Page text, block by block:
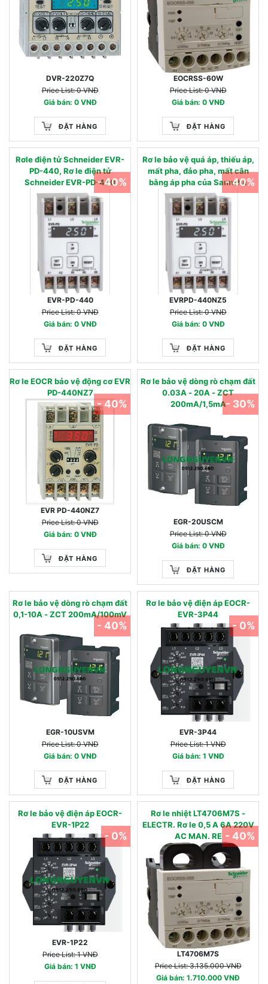
DVR-220Z7Q
Price List: 0 VNĐ
Giá bán: 0 VNĐ
ĐẶT HÀNG
EOCRSS-60W
Price List: 0 VNĐ
Giá bán: 0 VNĐ
ĐẶT HÀNG
Rơle điện tử Schneider EVR-
PD-440, Rơ le điện tử
Schneider EVR-PD-440
EVR-PD-440
Price List: 0 VNĐ
Giá bán: 0 VNĐ
ĐẶT HÀNG
- 40%
Rơ le bảo vệ quá áp, thiếu áp,
mất pha, đảo pha, mất cân
bằng áp pha của Samwha
EVRPD-440NZ5
Price List: 0 VNĐ
Giá bán: 0 VNĐ
ĐẶT HÀNG
- 40%
Rơ le EOCR bảo vệ động cơ EVR
PD-440NZ7
EVR PD-440NZ7
Price List: 0 VNĐ
Giá bán: 0 VNĐ
ĐẶT HÀNG
- 40%
Rơ le bảo vệ dòng rò chạm đất
0.03A - 20A - ZCT
200mA/1,5mA
EGR-20USCM
Price List: 0 VNĐ
Giá bán: 0 VNĐ
ĐẶT HÀNG
- 30%
Rơ le bảo vệ dòng rò chạm đất
0,1-10A - ZCT 200mA/100mV
EGR-10USVM
Price List: 0 VNĐ
Giá bán: 0 VNĐ
ĐẶT HÀNG
- 40%
Rơ le bảo vệ điện áp EOCR-
EVR-3P44
EVR-3P44
Price List: 1 VNĐ
Giá bán: 1 VNĐ
ĐẶT HÀNG
- 0%
Rơ le bảo vệ điện áp EOCR-
EVR-1P22
EVR-1P22
Price List: 1 VNĐ
Giá bán: 1 VNĐ
- 0%
Rơ le nhiệt LT4706M7S -
ELECTR. Rơ le 0,5 A 6A 220V
AC MAN. RE
LT4706M7S
Price List: 3.135.000 VNĐ
Giá bán: 1.710.000 VNĐ
- 40%